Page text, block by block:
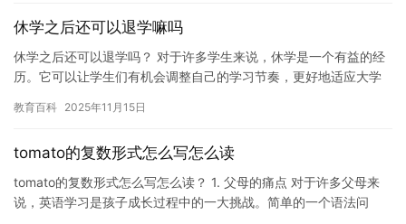
休学之后还可以退学嘛吗
休学之后还可以退学吗？ 对于许多学生来说，休学是一个有益的经
历。它可以让学生们有机会调整自己的学习节奏，更好地适应大学
题。 …
教育百科 2025年11月15日
tomato的复数形式怎么写怎么读
tomato的复数形式怎么写怎么读？ 1. 父母的痛点 对于许多父母来
说，英语学习是孩子成长过程中的一大挑战。简单的一个语法问